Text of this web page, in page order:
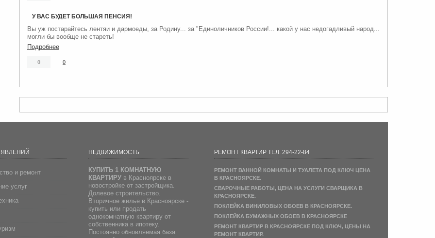
У ВАС БУДЕТ БОЛЬШАЯ ПЕНСИЯ!
Вы уж постарайтесь лентяи и дармоеды, за Родину... за "Единоличников России!... какой у нас недогадливый народ...
могли бы вообще не стареть!
Подробнее
0 0
и ремонт
услуг
НЕДВИЖИМОСТЬ
КУПИТЬ 1 КОМНАТНУЮ
КВАРТИРУв Красноярске в
новостройке от застройщика.
Долевое строительство.
Вторичное жилье в Красноярске -
купить или продать
однокомнатную квартиру от
собственника в ипотеку.
Постоянно обновляемая база
РЕМОНТ КВАРТИР ТЕЛ. 294-22-84
РЕМОНТ ВАННОЙ КОМНАТЫ И ТУАЛЕТА ПОД КЛЮЧ ЦЕНА
В КРАСНОЯРСКЕ.
СВАРОЧНЫЕ РАБОТЫ, ЦЕНА НА УСЛУГИ СВАРЩИКА В
КРАСНОЯРСКЕ.
ПОКЛЕЙКА ВИНИЛОВЫХ ОБОЕВ В КРАСНОЯРСКЕ.
ПОКЛЕЙКА БУМАЖНЫХ ОБОЕВ В КРАСНОЯРСКЕ
РЕМОНТ КВАРТИР В КРАСНОЯРСКЕ ПОД КЛЮЧ, ЦЕНЫ НА
РЕМОНТ КВАРТИР.